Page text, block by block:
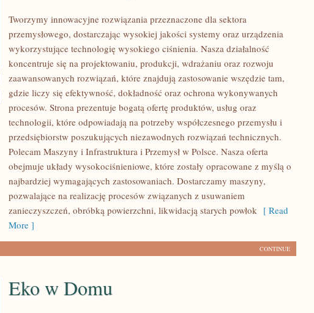
HISTORIA
PRZEMYSŁU
Tworzymy innowacyjne rozwiązania przeznaczone dla sektora
przemysłowego, dostarczając wysokiej jakości systemy oraz urządzenia
wykorzystujące technologię wysokiego ciśnienia. Nasza działalność
koncentruje się na projektowaniu, produkcji, wdrażaniu oraz rozwoju
zaawansowanych rozwiązań, które znajdują zastosowanie wszędzie tam,
gdzie liczy się efektywność, dokładność oraz ochrona wykonywanych
procesów. Strona prezentuje bogatą ofertę produktów, usług oraz
technologii, które odpowiadają na potrzeby współczesnego przemysłu i
przedsiębiorstw poszukujących niezawodnych rozwiązań technicznych.
Polecam Maszyny i Infrastruktura i Przemysł w Polsce. Nasza oferta
obejmuje układy wysokociśnieniowe, które zostały opracowane z myślą o
najbardziej wymagających zastosowaniach. Dostarczamy maszyny,
pozwalające na realizację procesów związanych z usuwaniem
zanieczyszczeń, obróbką powierzchni, likwidacją starych powłok [ Read
More ]
CONTINUE
Eko w Domu